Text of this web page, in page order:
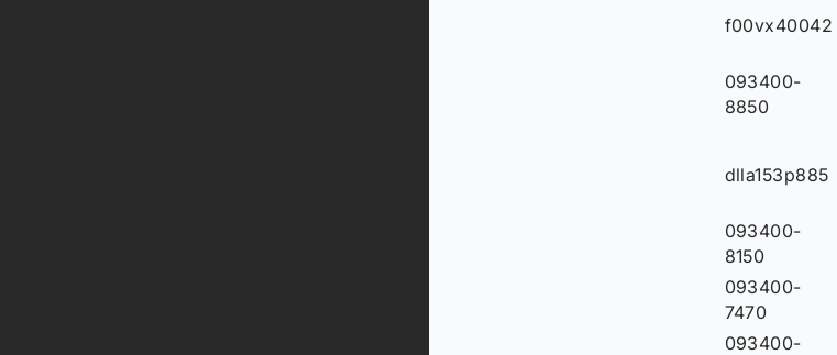
f00vx40042
093400-
8850
dlla153p885
093400-
8150
093400-
7470
093400-